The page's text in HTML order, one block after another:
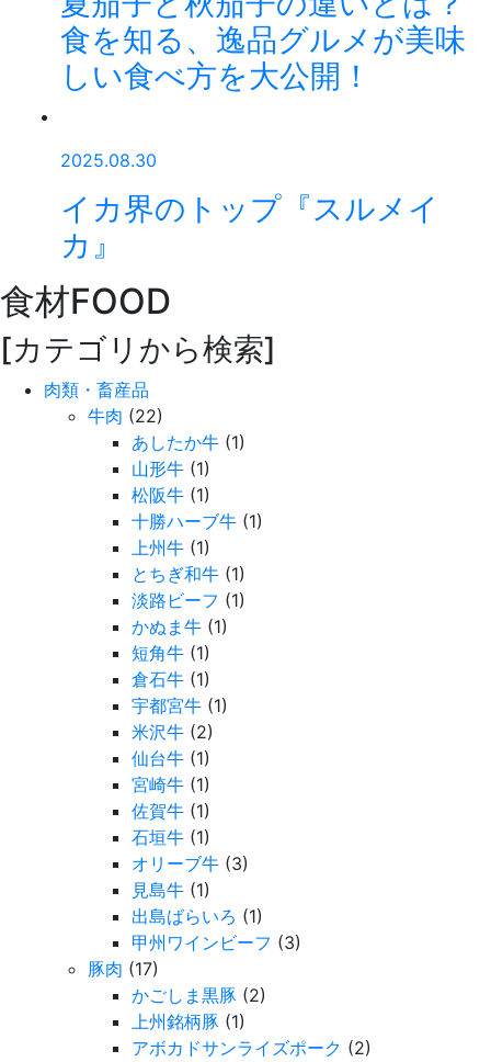
食を知る、逸品グルメが美味
しい食べ方を大公開！
2025.08.30
イカ界のトップ『スルメイ
カ』
食材FOOD
[カテゴリから検索]
肉類・畜産品
牛肉 (22)
あしたか牛 (1)
山形牛 (1)
松阪牛 (1)
十勝ハーブ牛 (1)
上州牛 (1)
とちぎ和牛 (1)
淡路ビーフ (1)
かぬま牛 (1)
短角牛 (1)
倉石牛 (1)
宇都宮牛 (1)
米沢牛 (2)
仙台牛 (1)
宮崎牛 (1)
佐賀牛 (1)
石垣牛 (1)
オリーブ牛 (3)
見島牛 (1)
出島ばらいろ (1)
甲州ワインビーフ (3)
豚肉 (17)
かごしま黒豚 (2)
上州銘柄豚 (1)
アボカドサンライズポーク (2)